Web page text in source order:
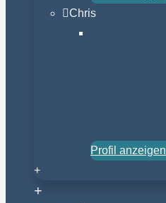
Chris
Profil anzeigen
+
+